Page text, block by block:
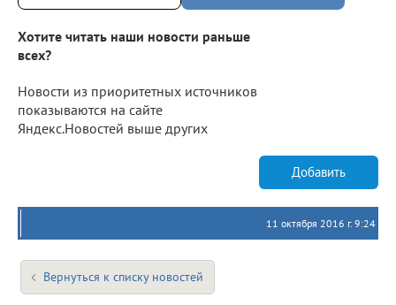
Хотите читать наши новости раньше
всех?
Новости из приоритетных источников
показываются на сайте
Яндекс.Новостей выше других
Добавить
11 октября 2016 г. 9:24
Вернуться к списку новостей